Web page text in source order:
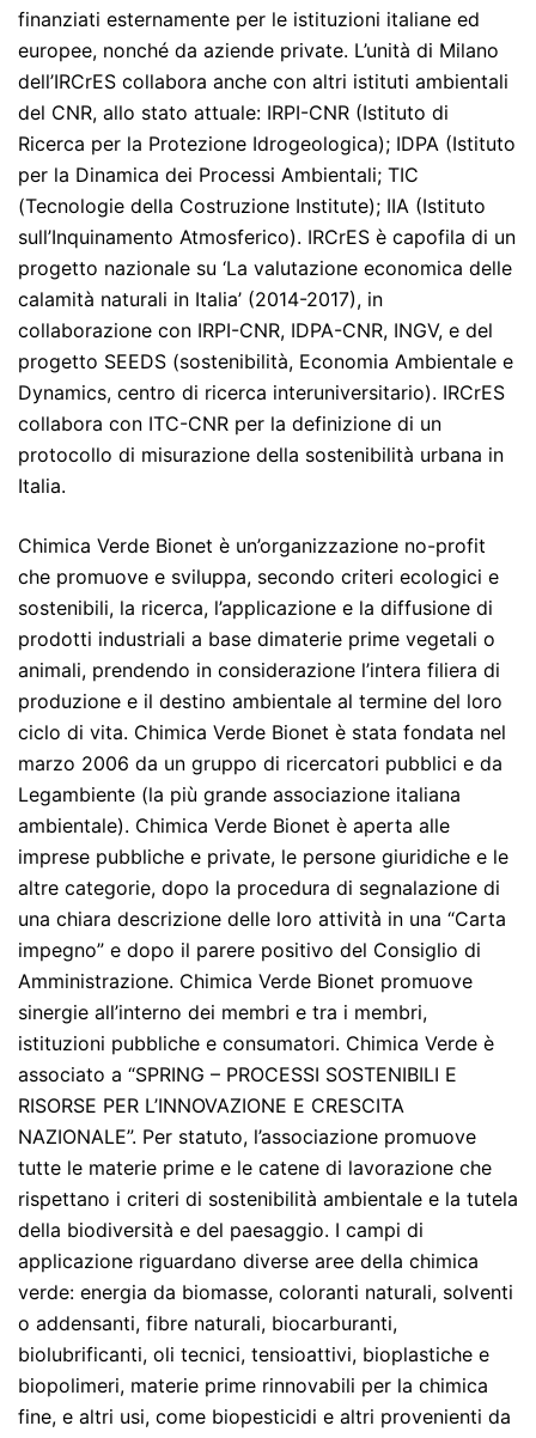
finanziati esternamente per le istituzioni italiane ed
europee, nonché da aziende private. L’unità di Milano
dell’IRCrES collabora anche con altri istituti ambientali
del CNR, allo stato attuale: IRPI-CNR (Istituto di
Ricerca per la Protezione Idrogeologica); IDPA (Istituto
per la Dinamica dei Processi Ambientali; TIC
(Tecnologie della Costruzione Institute); IIA (Istituto
sull’Inquinamento Atmosferico). IRCrES è capofila di un
progetto nazionale su ‘La valutazione economica delle
calamità naturali in Italia’ (2014-2017), in
collaborazione con IRPI-CNR, IDPA-CNR, INGV, e del
progetto SEEDS (sostenibilità, Economia Ambientale e
Dynamics, centro di ricerca interuniversitario). IRCrES
collabora con ITC-CNR per la definizione di un
protocollo di misurazione della sostenibilità urbana in
Italia.
Chimica Verde Bionet è un’organizzazione no-profit
che promuove e sviluppa, secondo criteri ecologici e
sostenibili, la ricerca, l’applicazione e la diffusione di
prodotti industriali a base dimaterie prime vegetali o
animali, prendendo in considerazione l’intera filiera di
produzione e il destino ambientale al termine del loro
ciclo di vita. Chimica Verde Bionet è stata fondata nel
marzo 2006 da un gruppo di ricercatori pubblici e da
Legambiente (la più grande associazione italiana
ambientale). Chimica Verde Bionet è aperta alle
imprese pubbliche e private, le persone giuridiche e le
altre categorie, dopo la procedura di segnalazione di
una chiara descrizione delle loro attività in una “Carta
impegno” e dopo il parere positivo del Consiglio di
Amministrazione. Chimica Verde Bionet promuove
sinergie all’interno dei membri e tra i membri,
istituzioni pubbliche e consumatori. Chimica Verde è
associato a “SPRING – PROCESSI SOSTENIBILI E
RISORSE PER L’INNOVAZIONE E CRESCITA
NAZIONALE”. Per statuto, l’associazione promuove
tutte le materie prime e le catene di lavorazione che
rispettano i criteri di sostenibilità ambientale e la tutela
della biodiversità e del paesaggio. I campi di
applicazione riguardano diverse aree della chimica
verde: energia da biomasse, coloranti naturali, solventi
o addensanti, fibre naturali, biocarburanti,
biolubrificanti, oli tecnici, tensioattivi, bioplastiche e
biopolimeri, materie prime rinnovabili per la chimica
fine, e altri usi, come biopesticidi e altri provenienti da